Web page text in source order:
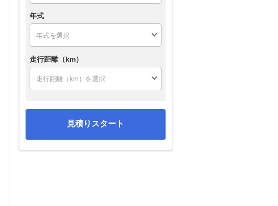
年式
走行距離（km）
見積りスタート